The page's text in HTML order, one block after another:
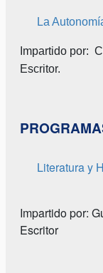
La
Impartido por:
Escritor.
Literatura y
Impartido por:
Escritor